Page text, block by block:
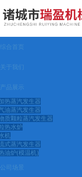
综合首页
关于我们
产品展示
热蒸汽发生器
油蒸汽发生器
质颗粒蒸汽发生器
热水炉
机
式蒸汽发生器
油炉(模温机)
公司场景